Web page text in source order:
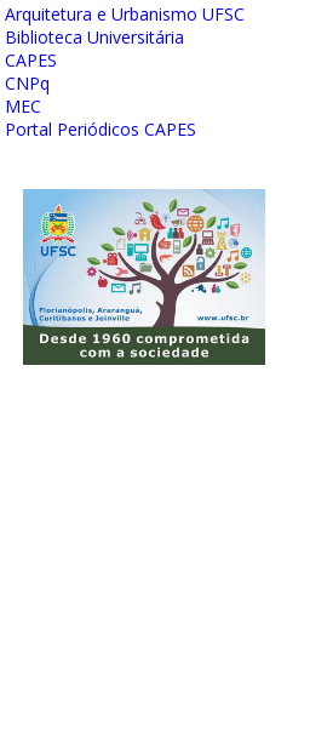
Arquitetura e Urbanismo UFSC
Biblioteca Universitária
CAPES
CNPq
MEC
Portal Periódicos CAPES